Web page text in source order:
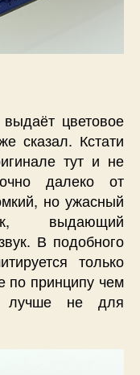
цветовое
сказал. Кстати
тут и не
далеко от
но ужасный
выдающий
В подобного
только
по принципу чем
лучше не для